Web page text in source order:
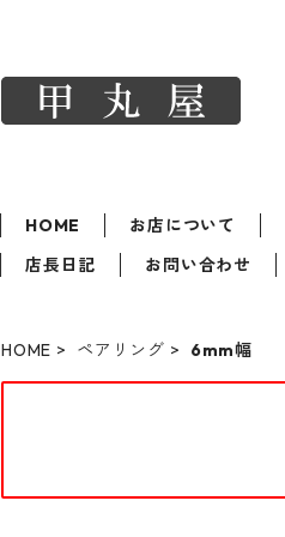
HOME お店について
店長日記
お問い合わせ
HOME ペアリング 6mm幅